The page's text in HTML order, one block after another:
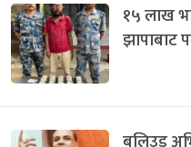
१५ लाख
झापाबाट